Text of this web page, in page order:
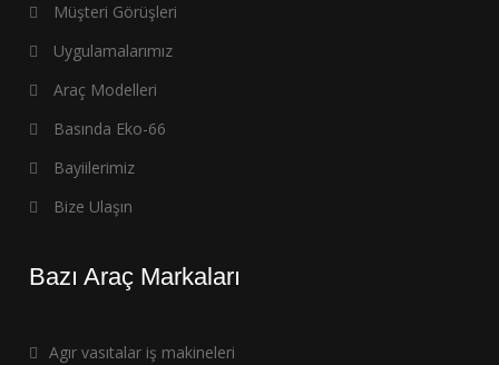
Müşteri Görüşleri
Uygulamalarımız
Araç Modelleri
Basında Eko-66
Bayiilerimiz
Bize Ulaşın
Bazı Araç Markaları
Agır vasıtalar iş makineleri